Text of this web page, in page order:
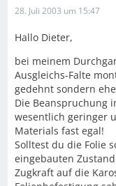
28. Juli 2003 um 15:47
Hallo Dieter,
bei meinem
Ausgleichs-Falte
gedehnt sondern
Die Beanspruchung
wesentlich geringer
Materials fast egal!
Solltest du die Folie
eingebauten
Zugkraft auf die